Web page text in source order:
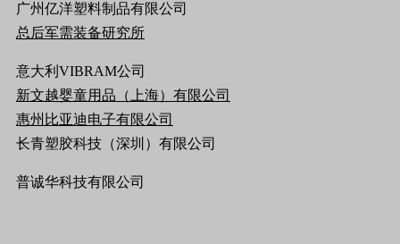
广州亿洋塑料制品有限公司
总后军需装备研究所
意大利 VIBRAM公司
新文越婴童用品（上海）有限公司
惠州比亚迪电子有限公司
长青塑胶科技（深圳）有限公司
普诚华科技有限公司